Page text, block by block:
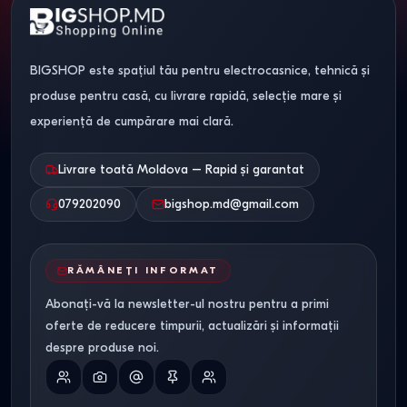
acces la aplicații populare. Platforma influențează direct
Platformă Avantaje
Google TV Cea mai mare varietate de aplicații
webOS Simplu și stabil
Tizen Rapid și bine optimizat
Cele mai bune televizoare
raport preț / calitate pe
Bigshop.md
Am selectat modele care oferăcea mai bună
experiență reală pentru prețul lor
BIGSHOP este spațiul tău pentru electrocasnice, tehnică și
produse pentru casă, cu livrare rapidă, selecție mare și
experiență de cumpărare mai clară.
Livrare toată Moldova – Rapid și garantat
079202090 bigshop.md@gmail.com
RĂMÂNEȚI INFORMAT
Abonați-vă la newsletter-ul nostru pentru a primi
oferte de reducere timpurii, actualizări și informații
despre produse noi.